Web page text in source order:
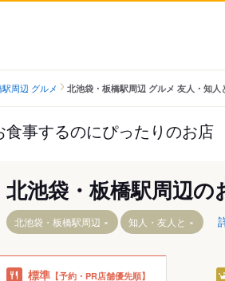
周辺 グルメ 北池袋・板橋駅周辺 グルメ 友人・知人
事するのにぴったりのお店
北池袋・板橋駅周辺
北池袋・板橋駅周辺 知人・友人と
標準 【予約・PR店舗優先順】